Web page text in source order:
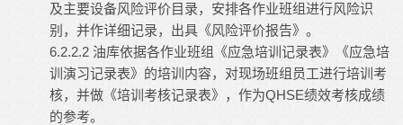
及主要设备风险评价目录，安排各作业班组进行风险识
别，并作详细记录，出具《风险评价报告》。
6.2.2.2 油库依据各作业班组《应急培训记录表》《应急培
训演习记录表》的培训内容，对现场班组员工进行培训考
核，并做《培训考核记录表》，作为QHSE绩效考核成绩
的参考。